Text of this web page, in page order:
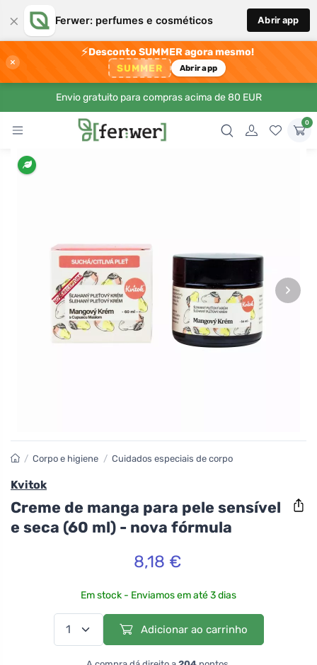
× Ferwer: perfumes e cosméticos Abrir app
×
⚡Desconto SUMMER agora mesmo!
SUMMER Abrir app
Envio gratuito para compras acima de 80 EUR
0
›
/ Corpo e higiene / Cuidados especiais de corpo
Kvitok
Creme de manga para pele sensível
e seca (60 ml) - nova fórmula
8,18 €
Em stock - Enviamos em até 3 dias
Adicionar ao carrinho